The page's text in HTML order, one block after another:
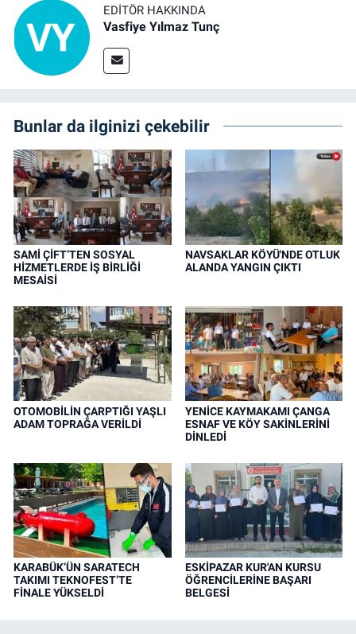
EDITÖR HAKKINDA
Vasfiye Yılmaz Tunç
Bunlar da ilginizi çekebilir
SAMİ ÇİFT’TEN SOSYAL
HİZMETLERDE İŞ BİRLİĞİ
MESAİSİ
NAVSAKLAR KÖYÜ'NDE OTLUK
ALANDA YANGIN ÇIKTI
OTOMOBİLİN ÇARPTIĞI YAŞLI
ADAM TOPRAĞA VERİLDİ
YENİCE KAYMAKAMI ÇANGA
ESNAF VE KÖY SAKİNLERİNİ
DİNLEDİ
KARABÜK’ÜN SARATECH
TAKIMI TEKNOFEST’TE
FİNALE YÜKSELDİ
ESKİPAZAR KUR'AN KURSU
ÖĞRENCİLERİNE BAŞARI
BELGESİ